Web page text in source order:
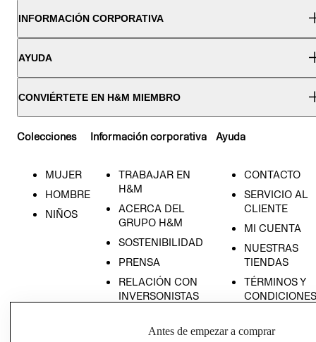
INFORMACIÓN CORPORATIVA
AYUDA
CONVIÉRTETE EN H&M MIEMBRO
Colecciones
MUJER
HOMBRE
NIÑOS
Información corporativa
TRABAJAR EN
H&M
ACERCA DEL
GRUPO H&M
SOSTENIBILIDAD
PRENSA
RELACIÓN CON
INVERSONISTAS
EMPRESARIAL
Ayuda
CONTACTO
SERVICIO AL
CLIENTE
MI CUENTA
NUESTRAS
TIENDAS
TÉRMINOS Y
CONDICIONES
PRIVACIDAD
Antes de empezar a comprar